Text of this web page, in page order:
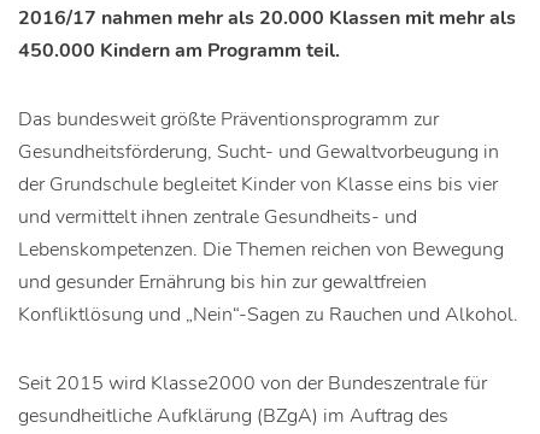
2016/17 nahmen mehr als 20.000 Klassen mit mehr als
450.000 Kindern am Programm teil.
Das bundesweit größte Präventionsprogramm zur
Gesundheitsförderung, Sucht- und Gewaltvorbeugung in
der Grundschule begleitet Kinder von Klasse eins bis vier
und vermittelt ihnen zentrale Gesundheits- und
Lebenskompetenzen. Die Themen reichen von Bewegung
und gesunder Ernährung bis hin zur gewaltfreien
Konfliktlösung und „Nein“-Sagen zu Rauchen und Alkohol.
Seit 2015 wird Klasse2000 von der Bundeszentrale für
gesundheitliche Aufklärung (BZgA) im Auftrag des